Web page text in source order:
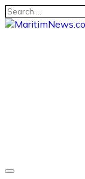
Search
for:
Skip